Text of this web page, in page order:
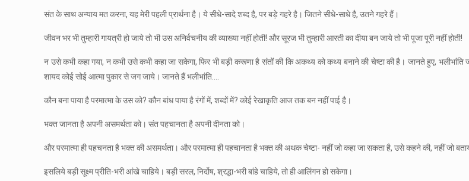
संत के साथ अन्याय मत करना, यह मेरी पहली प्रार्थना है। ये सीधे-सादे शब्द है, पर बड़े गहरे है। जितने सीधे-साधे है, उतने गहरे हैं।
जीवन भर भी तुम्हारी गायत्री हो जाये तो भी उस अनिर्वचनीय की व्याख्या नहीं होती! और सूरज भी तुम्हारी आरती का दीया बन जाये तो भी पूजा पूरी नहीं होती!
न उसे कभी कहा गया, न कभी उसे कभी कहा जा सकेगा, फिर भी बड़ी करूणा है संतों की कि अकथ्य को कथ्य बनाने की चेष्टा की है। जानते हुए,
शायद कोई सोई आत्मा पुकार से जग जाये। जानते हैं भलीभांति….
कौन बना पाया है परमात्मा के उस को? कौन बांध पाया है रंगों में, शब्दों में? कोई रेखाकृति आज तक बन नहीं पाई है।
भक्त जानता है अपनी असमर्थता को। संत पहचानता है अपनी दीनता को।
और परमात्मा ही पहचनता है भक्त की असमर्थता। और परमात्मा ही पहचानता है भक्त की अथक चेष्टा- नहीं जो कहा जा सकता है, उसे कहने की, नहीं जो
इसलिये बड़ी सूक्ष्म प्रीति-भरी आंखे चाहिये। बड़ी सरल, निर्दोष, श्रद्धा-भरी बांहे चाहिये, तो ही आलिंगन हो सकेगा।